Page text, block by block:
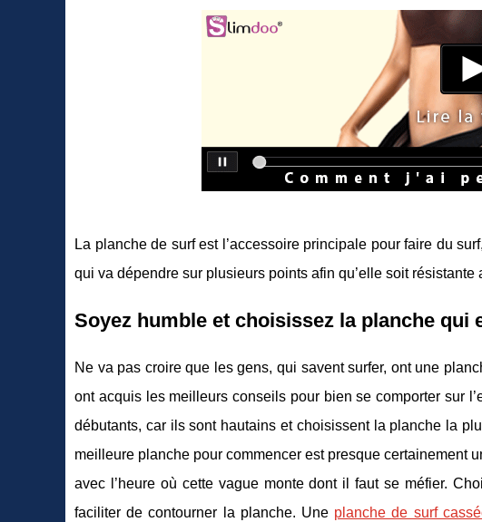
La planche de surf est l’accessoire principale pour faire du
qui va dépendre sur plusieurs points afin qu’elle soit résistante
Soyez humble et choisissez la planche qui
Ne va pas croire que les gens, qui savent surfer, ont une
ont acquis les meilleurs conseils pour bien se comporter sur
débutants, car ils sont hautains et choisissent la planche la
meilleure planche pour commencer est presque certainement
avec l’heure où cette vague monte dont il faut se méfier.
faciliter de contourner la planche. Une planche de surf